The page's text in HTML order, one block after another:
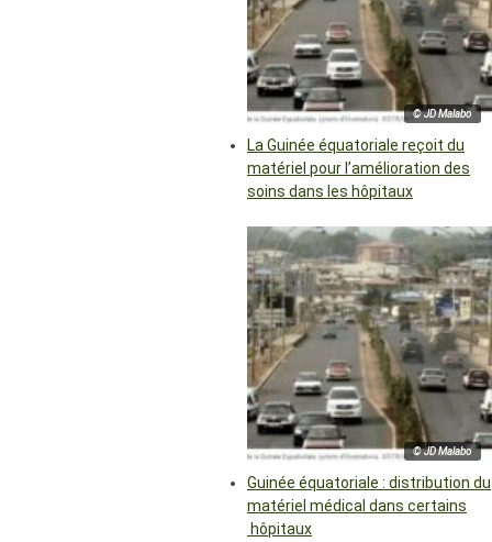
© JD Malabo
La Guinée équatoriale reçoit du
matériel pour l’amélioration des
soins dans les hôpitaux
© JD Malabo
Guinée équatoriale : distribution du
matériel médical dans certains
hôpitaux